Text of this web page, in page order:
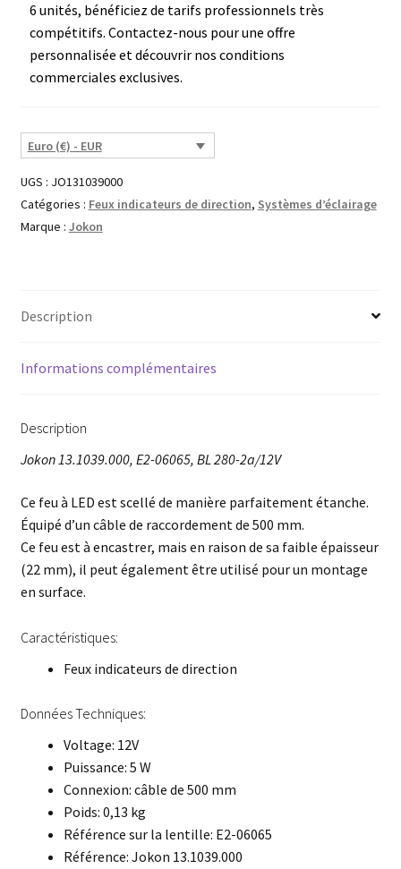
6 unités, bénéficiez de tarifs professionnels très
compétitifs. Contactez-nous pour une offre
personnalisée et découvrir nos conditions
commerciales exclusives.
Euro (€) - EUR
UGS : JO131039000
Catégories : Feux indicateurs de direction, Systèmes d’éclairage
Marque : Jokon
Description
Informations complémentaires
Description
Jokon 13.1039.000, E2-06065, BL 280-2a/12V
Ce feu à LED est scellé de manière parfaitement étanche.
Équipé d’un câble de raccordement de 500 mm.
Ce feu est à encastrer, mais en raison de sa faible épaisseur
(22 mm), il peut également être utilisé pour un montage
en surface.
Caractéristiques:
Feux indicateurs de direction
Données Techniques:
Voltage: 12V
Puissance: 5 W
Connexion: câble de 500 mm
Poids: 0,13 kg
Référence sur la lentille: E2-06065
Référence: Jokon 13.1039.000